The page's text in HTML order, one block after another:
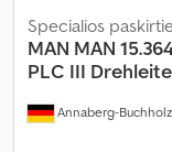
Annaberg-Buchholz
Specialios
MAN MAN
PLC III